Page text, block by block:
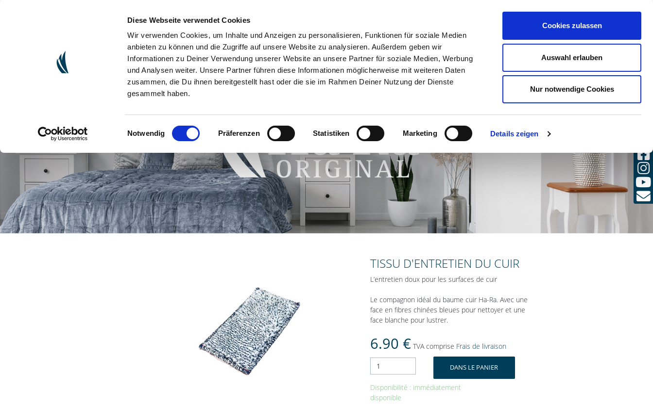
Diese Webseite verwendet Cookies
Wir verwenden Cookies, um Inhalte und Anzeigen zu personalisieren, Funktionen für soziale Medien
anbieten zu können und die Zugriffe auf unsere Website zu analysieren. Außerdem geben wir
Informationen zu Deiner Verwendung unserer Website an unsere Partner für soziale Medien, Werbung
und Analysen weiter. Unsere Partner führen diese Informationen möglicherweise mit weiteren Daten
zusammen, die Du ihnen bereitgestellt hast oder die sie im Rahmen Deiner Nutzung der Dienste
gesammelt haben.
Einwilligungsauswahl
Notwendig Präferenzen Statistiken Marketing Details zeigen
Cookies zulassen
Auswahl erlauben
Nur notwendige Cookies
DE
CONSEILLERS
CONNECTER
(0) DE / FR
TISSU D'ENTRETIEN DU CUIR
L’entretien doux pour les surfaces de cuir
Le compagnon idéal du baume cuir Ha-Ra. Avec une
face en fibres chinées bleues pour nettoyer et une
face blanche pour lustrer.
6.90 € TVA comprise Frais de livraison
DANS LE PANIER
Disponibilité : immédiatement
disponible